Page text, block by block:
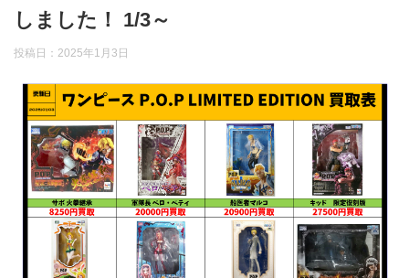
しました！ 1/3～
投稿日： 2025年1月3日